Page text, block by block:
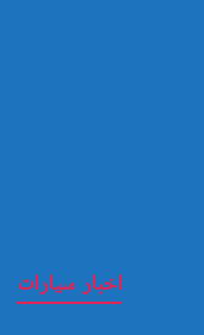
التصنيفات
اخبار سيارات